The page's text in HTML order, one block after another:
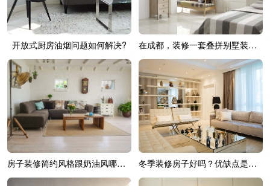
开放式厨房油烟问题如何解决? 在成都，装修一套叠拼别墅装修费用多少？
房子装修简约风格跟奶油风哪个好？ 冬季装修房子好吗？优缺点是什么？